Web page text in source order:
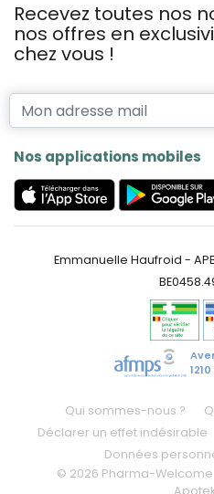
Recevez toutes nos
nos offres en
chez vous !
Nos applications mobiles
Emmanuelle Haufroid -
Qui sommes-nous ?
Déclarer un effet indésirable
Données
© 2026 Pharma-Welcome